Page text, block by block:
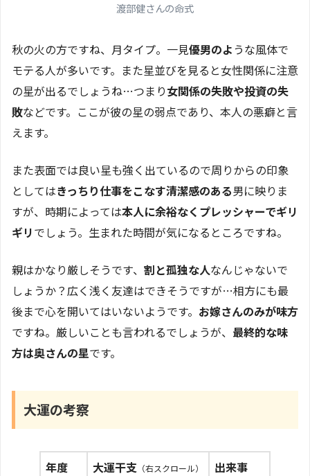
渡部健さんの命式
秋の火の方ですね、月タイプ。一見優男のよ うな風体で
モテる人が多いです。また星並びを見ると女性関係に注意
の星が出るでしょうね…つまり女関係の失敗や投資の失
敗などです。ここが彼の星の弱点であり、本人の悪癖と言
えます。
また表面では良い星も強く出ているので周りからの印象
としてはきっちり仕事をこなす清潔感のある男に映りま
すが、時期によっては本人に余裕なくプレッシャーでギリ
ギリでしょう。生まれた時間が気になるところですね。
親はかなり厳しそうです、 割と孤独な人なんじゃないで
しょうか？広く浅く友達はできそうですが…相方にも最
後まで心を開いてはいないようです。 お嫁さんのみが味方
ですね。厳しいことも言われるでしょうが、 最終的な味
方は奥さんの星です。
大運の考察
年度 大運干支 （右スクロール）
出来事